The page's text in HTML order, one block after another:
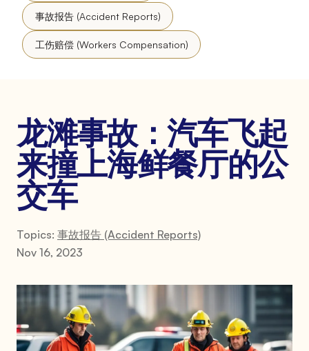
事故报告 (Accident Reports)
工伤赔偿 (Workers Compensation)
龙滩事故：汽车飞起
来撞上海鲜餐厅的公
交车
Topics: 事故报告 (Accident Reports)
Nov 16, 2023